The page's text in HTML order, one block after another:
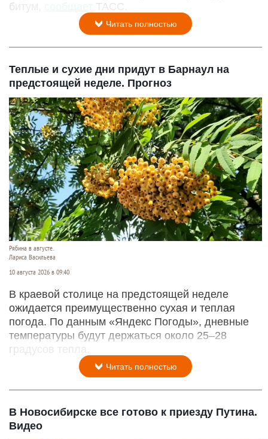
битум,
сообщает ТАСС.
Читать полностью
Теплые и сухие дни придут в Барнаул на
предстоящей неделе. Прогноз
Рябина в августе.
Лариса Васильева
10 августа 2026 в 09:40
В краевой столице на предстоящей неделе
ожидается преимущественно сухая и теплая
погода. По данным «Яндекс Погоды», дневные
температуры будут держаться около 25–28
градусов тепла.
Читать полностью
В Новосибирске все готово к приезду Путина.
Видео